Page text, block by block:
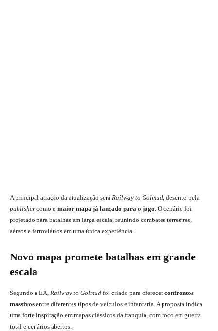
A principal atração da atualização será Railway to Golmud, descrito pela
publisher como o maior mapa já lançado para o jogo. O cenário foi
projetado para batalhas em larga escala, reunindo combates terrestres,
aéreos e ferroviários em uma única experiência.
Novo mapa promete batalhas em grande
escala
Segundo a EA, Railway to Golmud foi criado para oferecerconfrontos
massivos entre diferentes tipos de veículos e infantaria. A proposta indica
uma forte inspiração em mapas clássicos da franquia, com foco em guerra
total e cenários abertos.